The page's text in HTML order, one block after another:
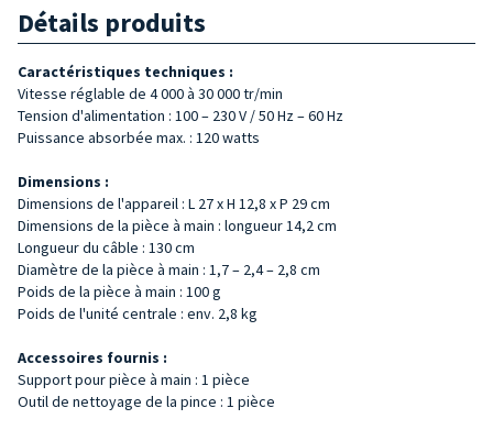
Détails produits
Caractéristiques techniques :
Vitesse réglable de 4 000 à 30 000 tr/min
Tension d'alimentation : 100 – 230 V / 50 Hz – 60 Hz
Puissance absorbée max. : 120 watts
Dimensions :
Dimensions de l'appareil : L 27 x H 12,8 x P 29 cm
Dimensions de la pièce à main : longueur 14,2 cm
Longueur du câble : 130 cm
Diamètre de la pièce à main : 1,7 – 2,4 – 2,8 cm
Poids de la pièce à main : 100 g
Poids de l'unité centrale : env. 2,8 kg
Accessoires fournis :
Support pour pièce à main : 1 pièce
Outil de nettoyage de la pince : 1 pièce